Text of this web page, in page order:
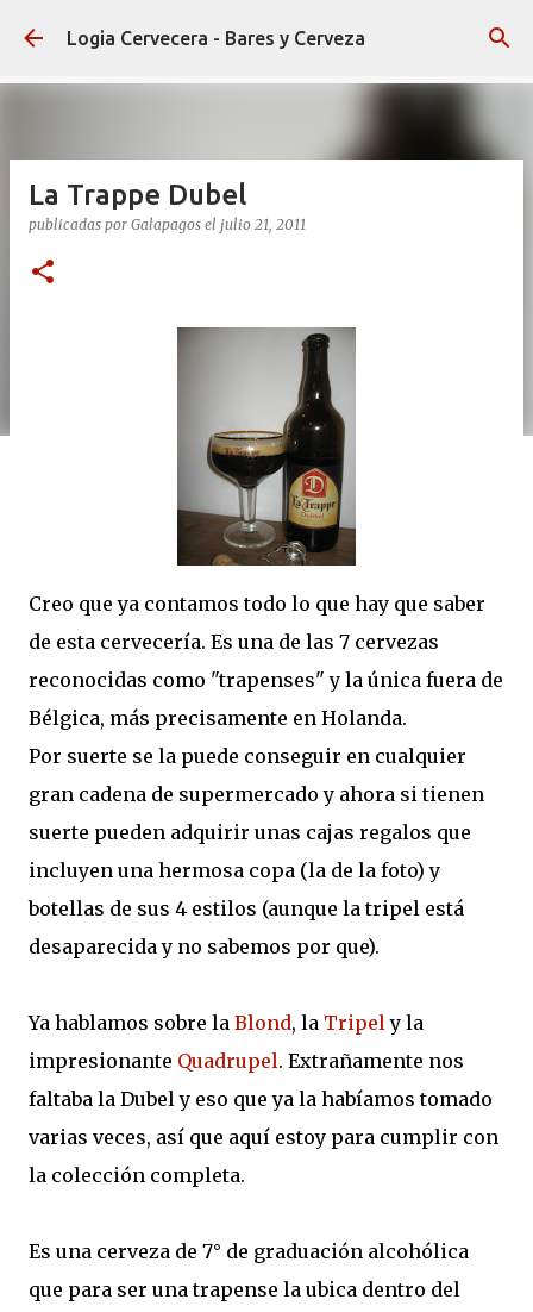
Ir al contenido principal
Logia Cervecera - Bares y Cerveza
La Trappe Dubel
publicadas por Galapagos el julio 21, 2011
Creo que ya contamos todo lo que hay que saber
de esta cervecería. Es una de las 7 cervezas
reconocidas como "trapenses" y la única fuera de
Bélgica, más precisamente en Holanda.
Por suerte se la puede conseguir en cualquier
gran cadena de supermercado y ahora si tienen
suerte pueden adquirir unas cajas regalos que
incluyen una hermosa copa (la de la foto) y
botellas de sus 4 estilos (aunque la tripel está
desaparecida y no sabemos por que).
Ya hablamos sobre la Blond, la Tripely la
impresionante Quadrupel. Extrañamente nos
faltaba la Dubel y eso que ya la habíamos tomado
varias veces, así que aquí estoy para cumplir con
la colección completa.
Es una cerveza de 7° de graduación alcohólica
que para ser una trapense la ubica dentro del